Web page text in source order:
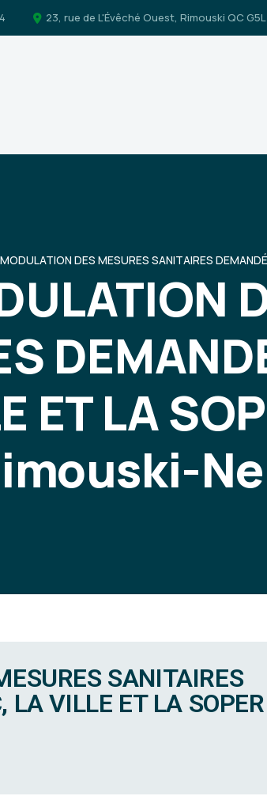
23, rue de L'Évêché Ouest, Rimouski QC G5L
DES MESURES SANITAIRES
ET LA
SANITAIRES
LA VILLE ET LA SOPER